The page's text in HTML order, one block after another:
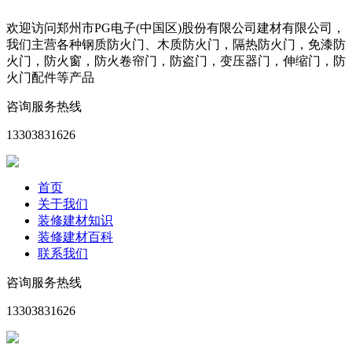
欢迎访问郑州市PG电子(中国区)股份有限公司建材有限公司，
我们主营各种钢质防火门、木质防火门，隔热防火门，免漆防
火门，防火窗，防火卷帘门，防盗门，变压器门，伸缩门，防
火门配件等产品
咨询服务热线
13303831626
首页
关于我们
装修建材知识
装修建材百科
联系我们
咨询服务热线
13303831626